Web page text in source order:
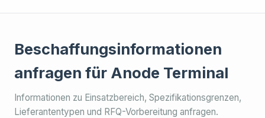
Beschaffungsinformationen
anfragen für Anode Terminal
Informationen zu Einsatzbereich, Spezifikationsgrenzen,
Lieferantentypen und RFQ-Vorbereitung anfragen.